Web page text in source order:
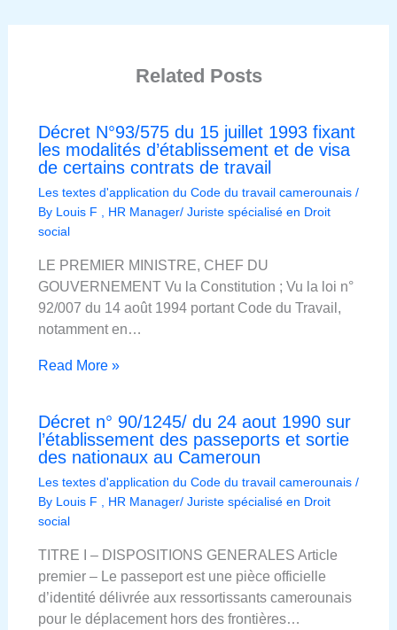
Related Posts
Décret N°93/575 du 15 juillet 1993 fixant
les modalités d’établissement et de visa
de certains contrats de travail
Les textes d'application du Code du travail camerounais/
By Louis F , HR Manager/ Juriste spécialisé en Droit
social
LE PREMIER MINISTRE, CHEF DU
GOUVERNEMENT Vu la Constitution ; Vu la loi n°
92/007 du 14 août 1994 portant Code du Travail,
notamment en…
Read More »
Décret n° 90/1245/ du 24 aout 1990 sur
l’établissement des passeports et sortie
des nationaux au Cameroun
Les textes d'application du Code du travail camerounais/
By Louis F , HR Manager/ Juriste spécialisé en Droit
social
TITRE I – DISPOSITIONS GENERALES Article
premier – Le passeport est une pièce officielle
d’identité délivrée aux ressortissants camerounais
pour le déplacement hors des frontières…